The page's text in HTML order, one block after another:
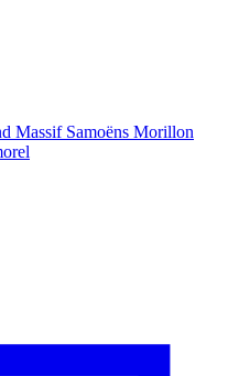
Massif Samoëns Morillon